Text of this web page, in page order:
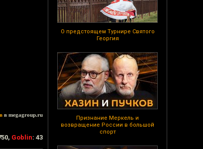
О предстоящем Турнире Святого
Георгия
Признание Меркель и
возвращение России в большой
спорт
в megagroup.ru
Goblin: 43